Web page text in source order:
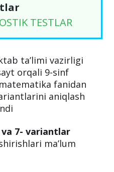
TESTLAR
taʼlimi vazirligi
orqali 9-sinf
fanidan
aniqlash
va 7- variantlar
ma’lum